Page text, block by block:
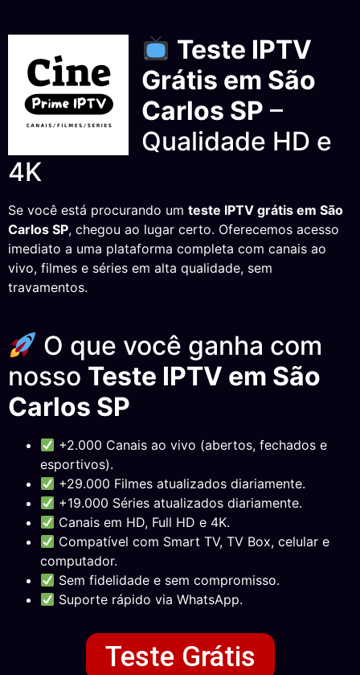
Teste IPTV
Grátis em São
Carlos SP –
Qualidade HD e
4K
Se você está procurando um teste IPTV grátis em São
Carlos SP, chegou ao lugar certo. Oferecemos acesso
imediato a uma plataforma completa com canais ao
vivo, filmes e séries em alta qualidade, sem
travamentos.
O que você ganha com
nosso Teste IPTV em São
Carlos SP
+2.000 Canais ao vivo (abertos, fechados e
esportivos).
+29.000 Filmes atualizados diariamente.
+19.000 Séries atualizados diariamente.
Canais em HD, Full HD e 4K.
Compatível com Smart TV, TV Box, celular e
computador.
Sem fidelidade e sem compromisso.
Suporte rápido via WhatsApp.
Teste Grátis